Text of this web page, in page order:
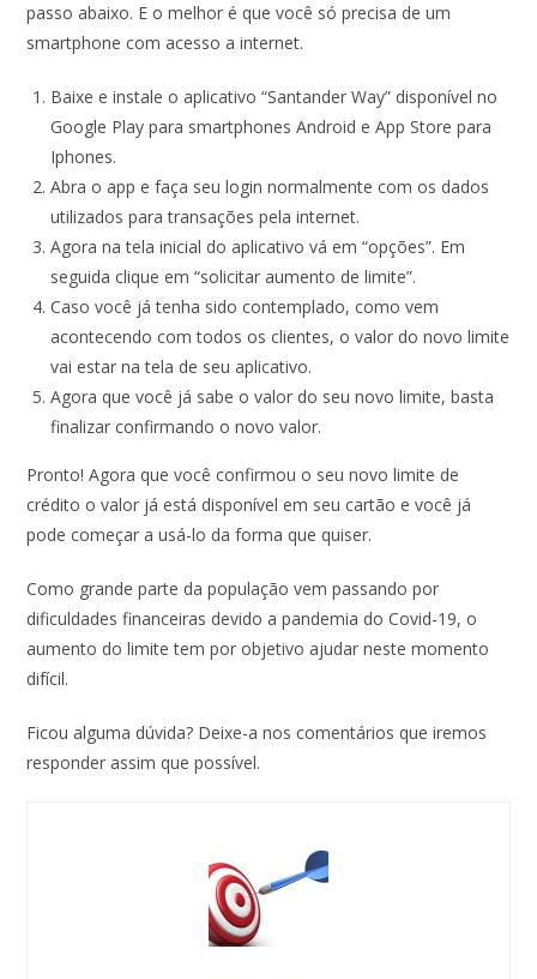
passo abaixo. E o melhor é que você só precisa de um
smartphone com acesso a internet.
Baixe e instale o aplicativo “Santander Way” disponível no
Google Play para smartphones Android e App Store para
Iphones.
Abra o app e faça seu login normalmente com os dados
utilizados para transações pela internet.
Agora na tela inicial do aplicativo vá em “opções”. Em
seguida clique em “solicitar aumento de limite”.
Caso você já tenha sido contemplado, como vem
acontecendo com todos os clientes, o valor do novo limite
vai estar na tela de seu aplicativo.
Agora que você já sabe o valor do seu novo limite, basta
finalizar confirmando o novo valor.
Pronto! Agora que você confirmou o seu novo limite de
crédito o valor já está disponível em seu cartão e você já
pode começar a usá-lo da forma que quiser.
Como grande parte da população vem passando por
dificuldades financeiras devido a pandemia do Covid-19, o
aumento do limite tem por objetivo ajudar neste momento
difícil.
Ficou alguma dúvida? Deixe-a nos comentários que iremos
responder assim que possível.